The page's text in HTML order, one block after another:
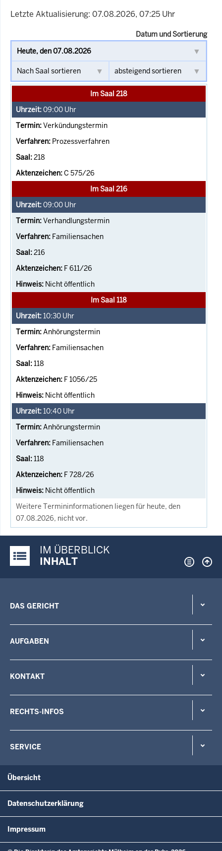
Letzte Aktualisierung: 07.08.2026, 07:25 Uhr
Datum und Sortierung
Im Saal 218
09:00 Uhr
Verkündungstermin
Prozessverfahren
218
C 575/26
Im Saal 216
09:00 Uhr
Verhandlungstermin
Familiensachen
216
F 611/26
Nicht öffentlich
Im Saal 118
10:30 Uhr
Anhörungstermin
Familiensachen
118
F 1056/25
Nicht öffentlich
10:40 Uhr
Anhörungstermin
Familiensachen
118
F 728/26
Nicht öffentlich
Weitere Termininformationen liegen für heute, den
07.08.2026, nicht vor.
Justiz-Portal im Überblick:
IM ÜBERBLICK
INHALT
DAS GERICHT
AUFGABEN
KONTAKT
RECHTS-INFOS
SERVICE
Übersicht
Datenschutzerklärung
Impressum